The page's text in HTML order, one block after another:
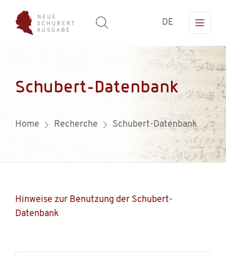
DE
Schubert-Datenbank
Home Recherche Schubert-Datenbank
Hinweise zur Benutzung der Schubert-
Datenbank